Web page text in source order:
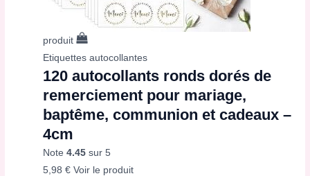
produit
Etiquettes autocollantes
120 autocollants ronds dorés de
remerciement pour mariage,
baptême, communion et cadeaux –
4cm
Note4.45 sur 5
5,98€ Voir le produit